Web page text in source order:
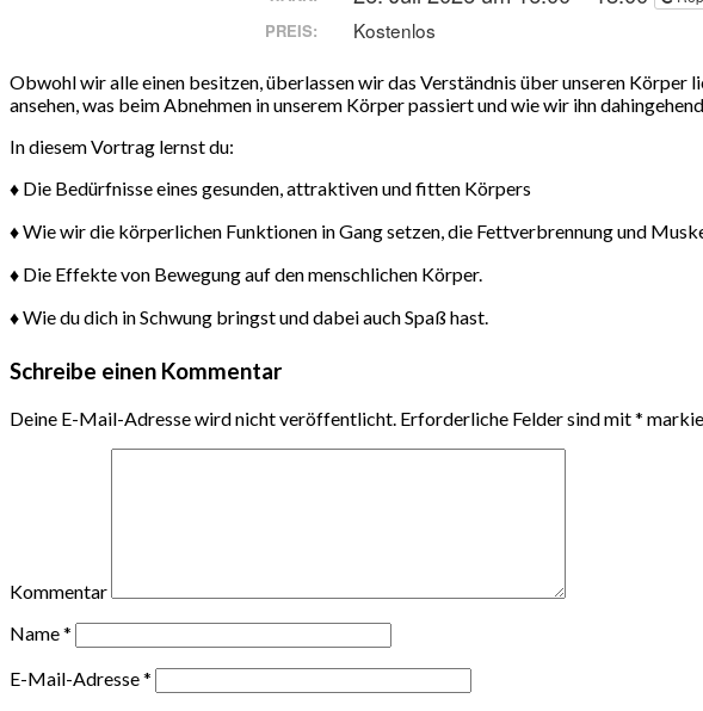
PREIS: Kostenlos
Obwohl wir alle einen besitzen, überlassen wir das Verständnis über unseren
ansehen, was beim Abnehmen in unserem Körper passiert und wie wir ihn
In diesem Vortrag lernst du:
♦ Die Bedürfnisse eines gesunden, attraktiven und fitten Körpers
♦ Wie wir die körperlichen Funktionen in Gang setzen, die Fettverbrennung und
♦ Die Effekte von Bewegung auf den menschlichen Körper.
♦ Wie du dich in Schwung bringst und dabei auch Spaß hast.
Schreibe einen Kommentar
Deine E-Mail-Adresse wird nicht veröffentlicht. Erforderliche Felder sind mit*
Kommentar
Name*
E-Mail-Adresse*